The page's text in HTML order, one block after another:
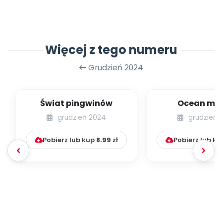
Więcej z tego numeru
Grudzień 2024
Świat pingwinów
grudzień 2024
Pobierz lub kup 8.99 zł
Ocean
grudzień
Pobierz lub